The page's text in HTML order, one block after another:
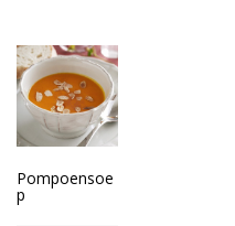
Pompoensoe
p